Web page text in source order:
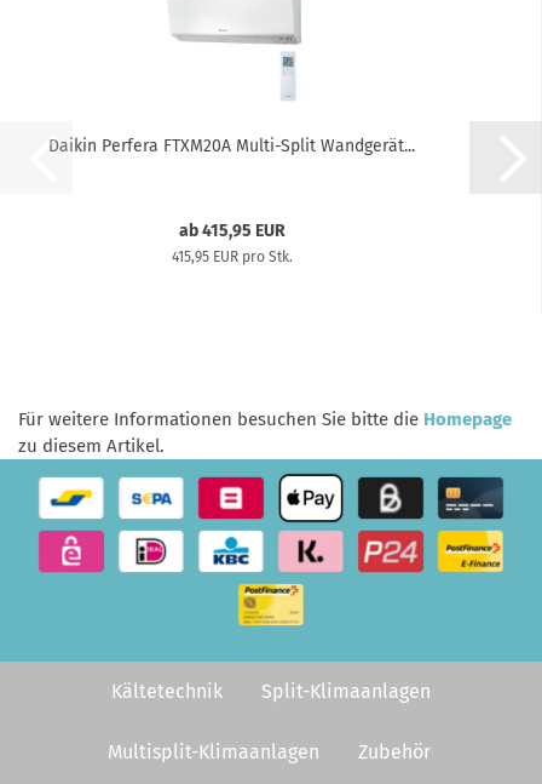
Daikin Perfera FTXM20A Multi-Split Wandgerät...
ab 415,95 EUR
415,95 EUR pro Stk.
Für weitere Informationen besuchen Sie bitte die Homepage
zu diesem Artikel.
Kältetechnik Split-Klimaanlagen
Multisplit-Klimaanlagen Zubehör